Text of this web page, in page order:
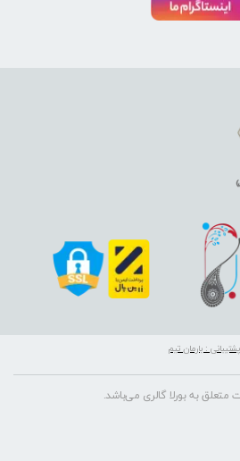
به بورلا گالری می‌باشد.
: بارمان تیم